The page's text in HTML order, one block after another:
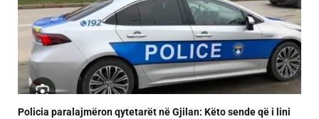
Policia paralajmëron qytetarët në Gjilan: Këto sende që i lini